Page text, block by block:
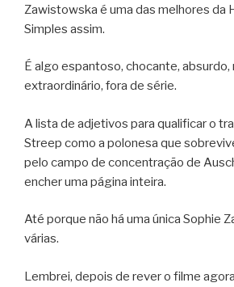
Zawistowska é uma das melhores da
Simples assim.
É algo espantoso, chocante, absurdo,
extraordinário, fora de série.
A lista de adjetivos para qualificar o
Streep como a polonesa que
pelo campo de concentração de
encher uma página inteira.
Até porque não há uma única Sophie
várias.
Lembrei, depois de rever o filme